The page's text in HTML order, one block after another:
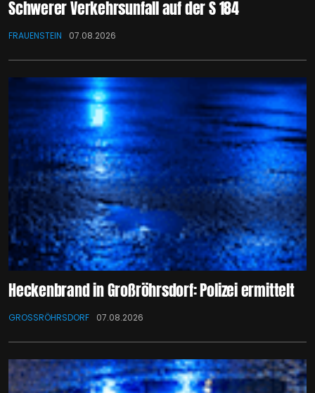
Schwerer Verkehrsunfall auf der S 184
FRAUENSTEIN 07.08.2026
Heckenbrand in Großröhrsdorf: Polizei ermittelt
GROSSRÖHRSDORF 07.08.2026